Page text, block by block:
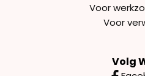
Voor
Voor
Volg